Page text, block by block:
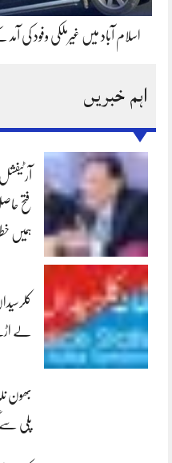
اسلام آباد میں غیرملکی وفود
اہم خبریں
ہمیں
لے
بھون
پلی سے